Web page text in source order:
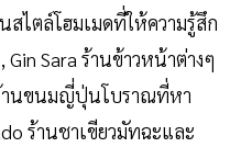
ไตล์โฮมเมดที่ให้ความรู้สึก
Sara ร้านข้าวหน้าต่างๆ
านขนมญี่ปุ่นโบราณที่หา
ร้านชาเขียวมัทฉะและ